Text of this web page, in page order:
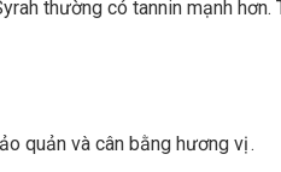
thường có tannin mạnh hơn.
quản và cân bằng hương vị .